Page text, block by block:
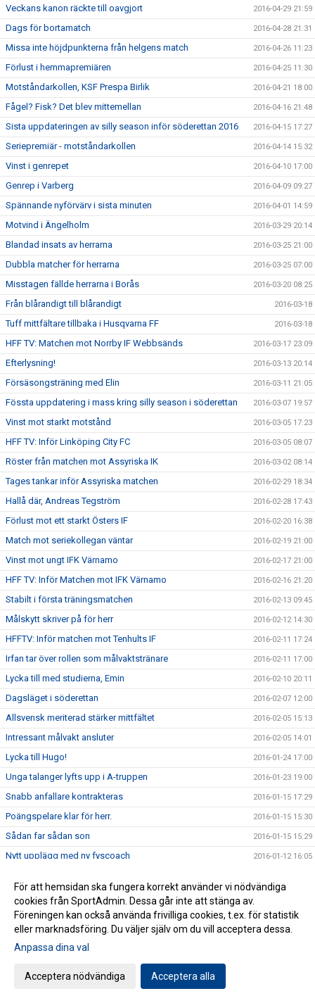
Veckans kanon räckte till oavgjort 2016-04-29 21:59
Dags för bortamatch 2016-04-28 21:31
Missa inte höjdpunkterna från helgens match 2016-04-26 11:23
Förlust i hemmapremiären 2016-04-25 11:30
Motståndarkollen, KSF Prespa Birlik 2016-04-21 18:00
Fågel? Fisk? Det blev mittemellan 2016-04-16 21:48
Sista uppdateringen av silly season inför söderettan 2016 2016-04-15 17:27
Seriepremiär - motståndarkollen 2016-04-14 15:32
Vinst i genrepet 2016-04-10 17:00
Genrep i Varberg 2016-04-09 09:27
Spännande nyförvärv i sista minuten 2016-04-01 14:59
Motvind i Ängelholm 2016-03-29 20:14
Blandad insats av herrarna 2016-03-25 21:00
Dubbla matcher för herrarna 2016-03-25 07:00
Misstagen fällde herrarna i Borås 2016-03-20 08:25
Från blårandigt till blårandigt 2016-03-18
Tuff mittfältare tillbaka i Husqvarna FF 2016-03-18
HFF TV: Matchen mot Norrby IF Webbsänds 2016-03-17 23:09
Efterlysning! 2016-03-13 20:14
Försäsongsträning med Elin 2016-03-11 21:05
Fössta uppdatering i mass kring silly season i söderettan 2016-03-07 19:57
Vinst mot starkt motstånd 2016-03-05 17:23
HFF TV: Inför Linköping City FC 2016-03-05 08:07
Röster från matchen mot Assyriska IK 2016-03-02 08:14
Tages tankar inför Assyriska matchen 2016-02-29 18:34
Hallå där, Andreas Tegström 2016-02-28 17:43
Förlust mot ett starkt Östers IF 2016-02-20 16:38
Match mot seriekollegan väntar 2016-02-19 21:00
Vinst mot ungt IFK Värnamo 2016-02-17 21:00
HFF TV: Inför Matchen mot IFK Värnamo 2016-02-16 21:20
Stabilt i första träningsmatchen 2016-02-13 09:45
Målskytt skriver på för herr 2016-02-12 14:30
HFFTV: Inför matchen mot Tenhults IF 2016-02-11 17:24
Irfan tar över rollen som målvaktstränare 2016-02-11 17:00
Lycka till med studierna, Emin 2016-02-10 20:11
Dagsläget i söderettan 2016-02-07 12:00
Allsvensk meriterad stärker mittfältet 2016-02-05 15:13
Intressant målvakt ansluter 2016-02-05 14:01
Lycka till Hugo! 2016-01-24 17:00
Unga talanger lyfts upp i A-truppen 2016-01-23 19:00
Snabb anfallare kontrakteras 2016-01-15 17:29
Poängspelare klar för herr. 2016-01-15 15:30
Sådan far sådan son 2016-01-15 15:29
Nytt upplägg med ny fyscoach 2016-01-12 16:05
Då gästar Cederbergs lag Vapenvallen. 2016-01-09 09:08
Herrarna stärker defensiven med karaktärspelare 2016-01-08 18:00
Harmonisk tränare på årets första träningspass 2016-01-07 16:00
Tack för 5 år i HFF-tröjan
Två legendarer hyllades i traditionella träningsmatchen
För att hemsidan ska fungera korrekt använder vi nödvändiga
cookies från SportAdmin. Dessa går inte att stänga av.
Föreningen kan också använda frivilliga cookies, t.ex. för statistik
eller marknadsföring. Du väljer själv om du vill acceptera dessa.
Anpassa dina val
Acceptera nödvändiga Acceptera alla